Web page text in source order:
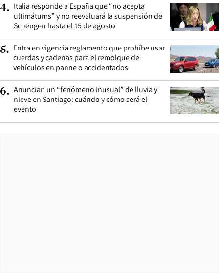
4. Italia responde a España que “no acepta
ultimátums” y no reevaluará la suspensión de
Schengen hasta el 15 de agosto
5. Entra en vigencia reglamento que prohíbe usar
cuerdas y cadenas para el remolque de
vehículos en panne o accidentados
6. Anuncian un “fenómeno inusual” de lluvia y
nieve en Santiago: cuándo y cómo será el
evento